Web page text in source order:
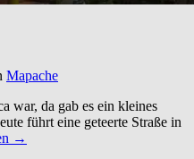
Mapache
war, da gab es ein kleines
führt eine geteerte Straße in
→